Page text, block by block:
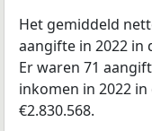
Het gemiddeld
aangifte in 2022 in
Er waren 71
inkomen in 2022
€2.830.568.